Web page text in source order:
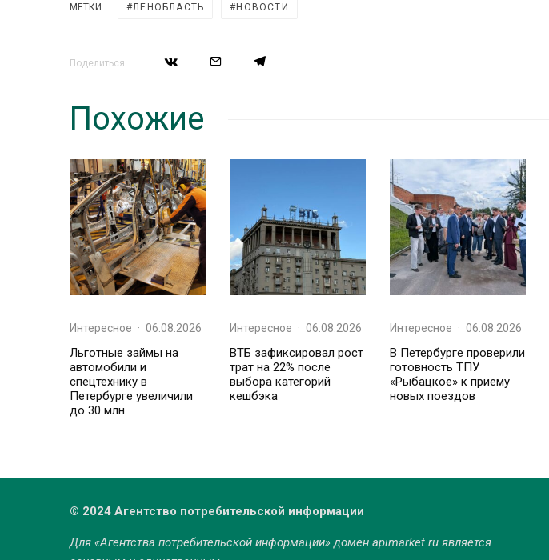
МЕТКИ ЛЕНОБЛАСТЬ НОВОСТИ
Поделиться
Похожие
Интересное · 06.08.2026
Льготные займы на
автомобили и
спецтехнику в
Петербурге увеличили
до 30 млн
Интересное · 06.08.2026
ВТБ зафиксировал рост
трат на 22% после
выбора категорий
кешбэка
Интересное · 06.08.2026
В Петербурге проверили
готовность ТПУ
«Рыбацкое» к приему
новых поездов
© 2024 Агентство потребительской информации
Для «Агентства потребительской информации» домен apimarket.ruявляется